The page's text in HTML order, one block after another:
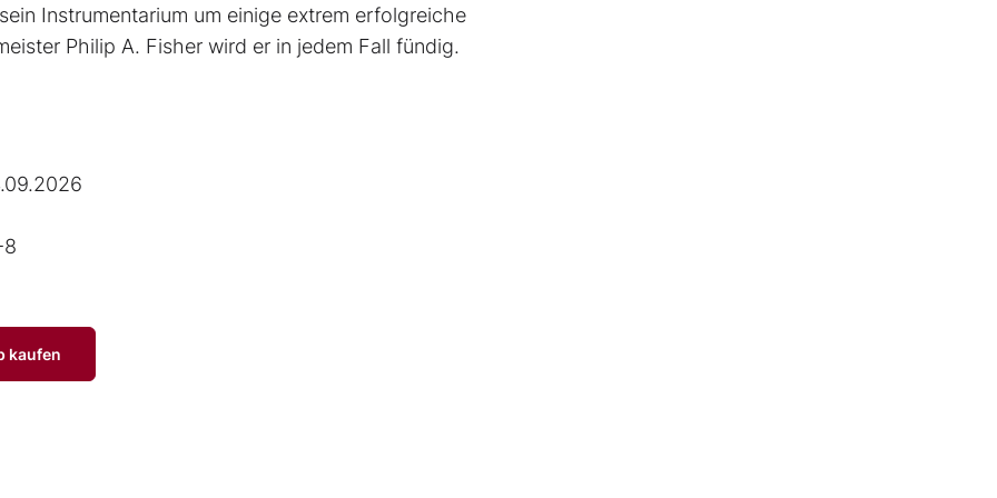
Instrumentarium um einige extrem erfolgreiche
Philip A. Fisher wird er in jedem Fall fündig.
kaufen